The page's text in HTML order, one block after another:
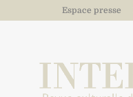
Espace presse